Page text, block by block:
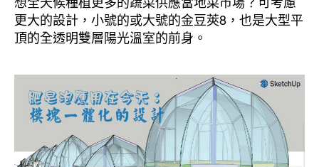
更大的設計，小號的或大號的金豆莢8，也是大型平
頂的全透明雙層陽光溫室的前身。